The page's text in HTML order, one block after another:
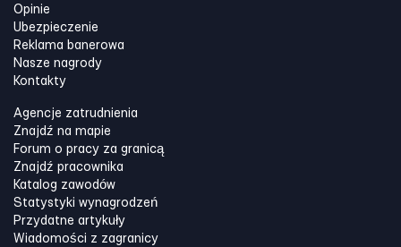
Opinie
Ubezpieczenie
Reklama banerowa
Nasze nagrody
Kontakty
Agencje zatrudnienia
Znajdź na mapie
Forum o pracy za granicą
Znajdź pracownika
Katalog zawodów
Statystyki wynagrodzeń
Przydatne artykuły
Wiadomości z zagranicy